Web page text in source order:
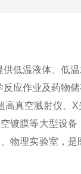
低温液体、低
应作业及药物储
真空溅射仪、
镀膜等大型设
物理实验室，